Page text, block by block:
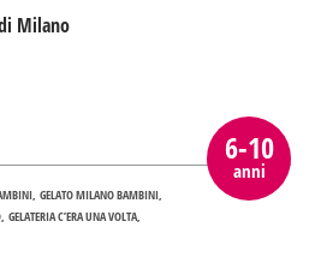
Milano
6-10
anni
GELATO MILANO BAMBINI
GELATERIA C’ERA UNA VOLTA